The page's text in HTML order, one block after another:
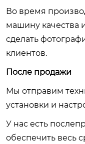
Во время
машину качества
сделать
клиентов.
После продажи
Мы отправим
установки и
У нас есть
обеспечить весь